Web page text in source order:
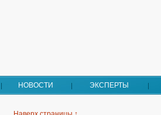
НОВОСТИ ЭКСПЕРТЫ